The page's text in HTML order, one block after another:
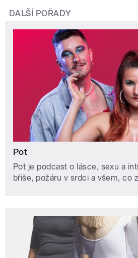
DALŠÍ POŘADY
Pot
Pot je podcast o lásce, sexu a
břiše, požáru v srdci a všem, co